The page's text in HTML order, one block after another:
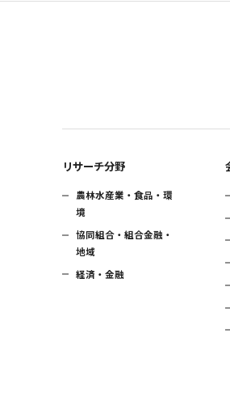
リサーチ分野
農林水産業・食品・環
境
協同組合・組合金融・
地域
経済・金融